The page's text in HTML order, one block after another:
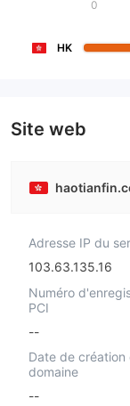
0
HK
Site web
Adresse IP du
103.63.135.16
Numéro
PCI
--
Date de création
domaine
--